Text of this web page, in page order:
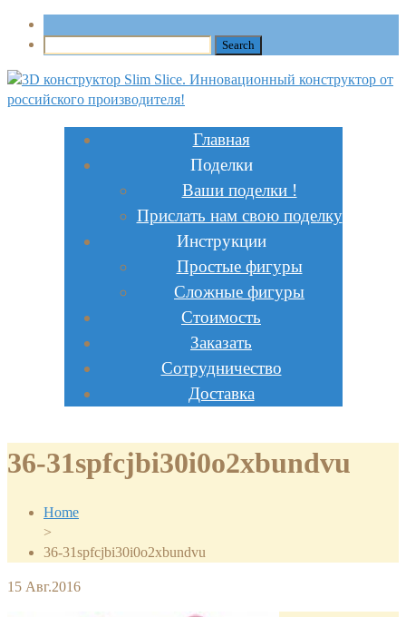
Главная
Поделки
Ваши поделки !
Прислать нам свою поделку
Инструкции
Простые фигуры
Сложные фигуры
Стоимость
Заказать
Сотрудничество
Доставка
36-31spfcjbi30i0o2xbundvu
Home
>
36-31spfcjbi30i0o2xbundvu
15 Авг.2016